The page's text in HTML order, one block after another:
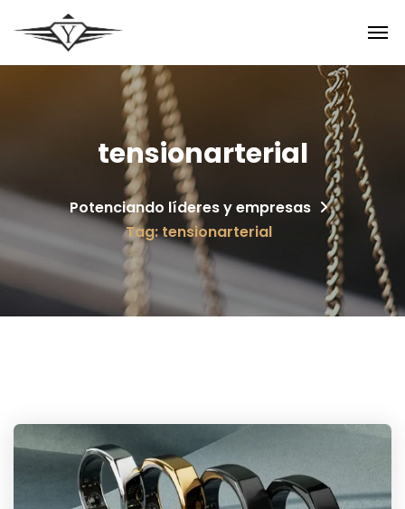
tensionarterial
Potenciando líderes y empresas
Tag: tensionarterial